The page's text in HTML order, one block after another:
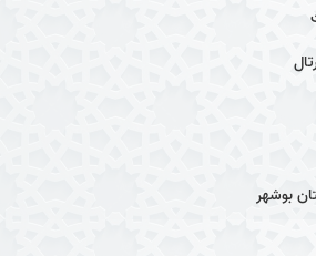
بوشهر